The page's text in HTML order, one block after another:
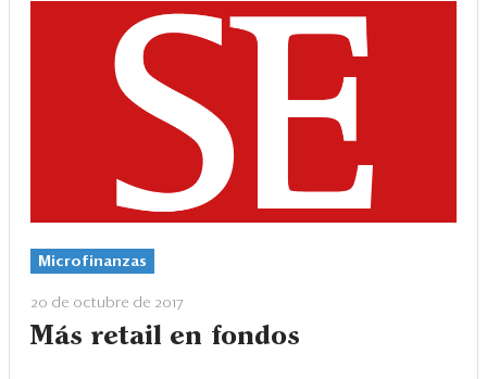
Microfinanzas
20 de octubre de 2017
Más retail en fondos